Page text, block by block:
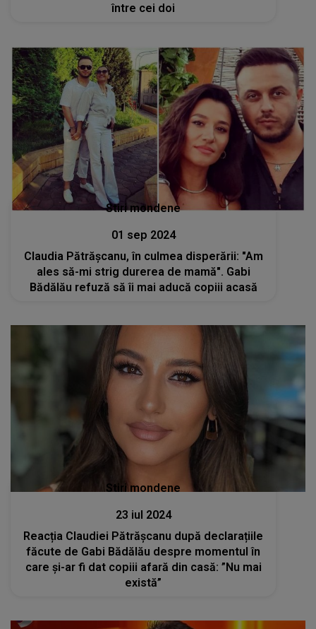
între cei doi
Stiri mondene
01 sep 2024
Claudia Pătrășcanu, în culmea disperării: "Am
ales să-mi strig durerea de mamă". Gabi
Bădălău refuză să îi mai aducă copiii acasă
Stiri mondene
23 iul 2024
Reacția Claudiei Pătrășcanu după declarațiile
făcute de Gabi Bădălău despre momentul în
care și-ar fi dat copiii afară din casă: ”Nu mai
există”